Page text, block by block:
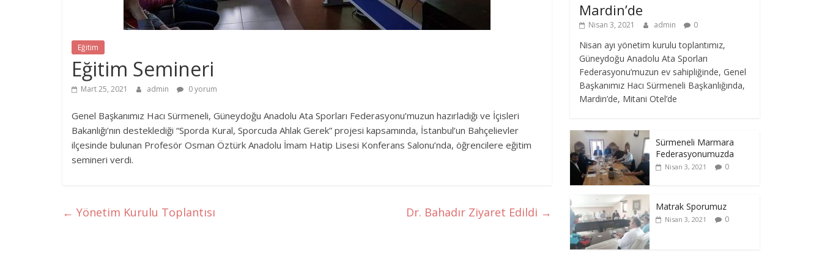
Eğitim
Eğitim Semineri
Mart 25, 2021 admin 0 yorum
Genel Başkanımız Hacı Sürmeneli, Güneydoğu Anadolu Ata Sporları Federasyonu’muzun hazırladığı ve İçisleri
Bakanlığı’nın desteklediği “Sporda Kural, Sporcuda Ahlak Gerek” projesi kapsamında, İstanbul’un Bahçelievler
ilçesinde bulunan Profesör Osman Öztürk Anadolu İmam Hatip Lisesi Konferans Salonu’nda, öğrencilere eğitim
semineri verdi.
← Yönetim Kurulu Toplantısı Dr. Bahadır Ziyaret Edildi →
Mardin’de
Nisan 3, 2021 admin 0
Nisan ayı yönetim kurulu toplantımız,
Güneydoğu Anadolu Ata Sporları
Federasyonu’muzun ev sahipliğinde, Genel
Başkanımız Hacı Sürmeneli Başkanlığında,
Mardin’de, Mitani Otel’de
Sürmeneli Marmara
Federasyonumuzda
Nisan 3, 2021 0
Matrak Sporumuz
Nisan 3, 2021 0